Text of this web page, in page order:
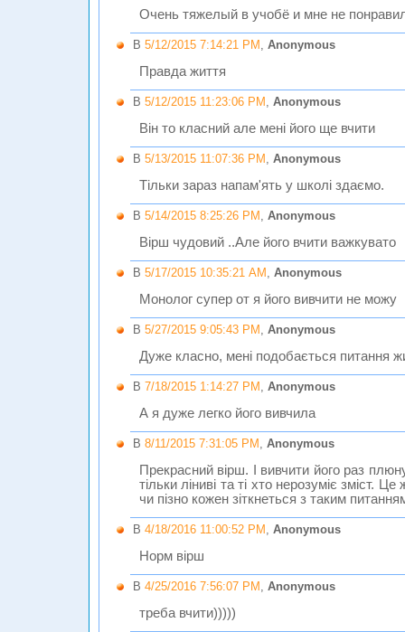
Очень тяжелый в учобё и мне не
В 5/12/2015 7:14:21 PM , Anonymous
Правда життя
В 5/12/2015 11:23:06 PM , Anonymous
Він то класний але мені його ще вчити
В 5/13/2015 11:07:36 PM , Anonymous
Тільки зараз напам'ять у школі здаємо.
В 5/14/2015 8:25:26 PM , Anonymous
Вірш чудовий ..Але його вчити важкувато
В 5/17/2015 10:35:21 AM , Anonymous
Монолог супер от я його вивчити не можу
В 5/27/2015 9:05:43 PM , Anonymous
Дуже класно, мені подобається питання
В 7/18/2015 1:14:27 PM , Anonymous
А я дуже легко його вивчила
В 8/11/2015 7:31:05 PM , Anonymous
Прекрасний вірш. І вивчити його раз
тільки ліниві та ті хто нерозуміє зміст.
чи пізно кожен зіткнеться з таким
В 4/18/2016 11:00:52 PM , Anonymous
Норм вірш
В 4/25/2016 7:56:07 PM , Anonymous
треба вчити)))))